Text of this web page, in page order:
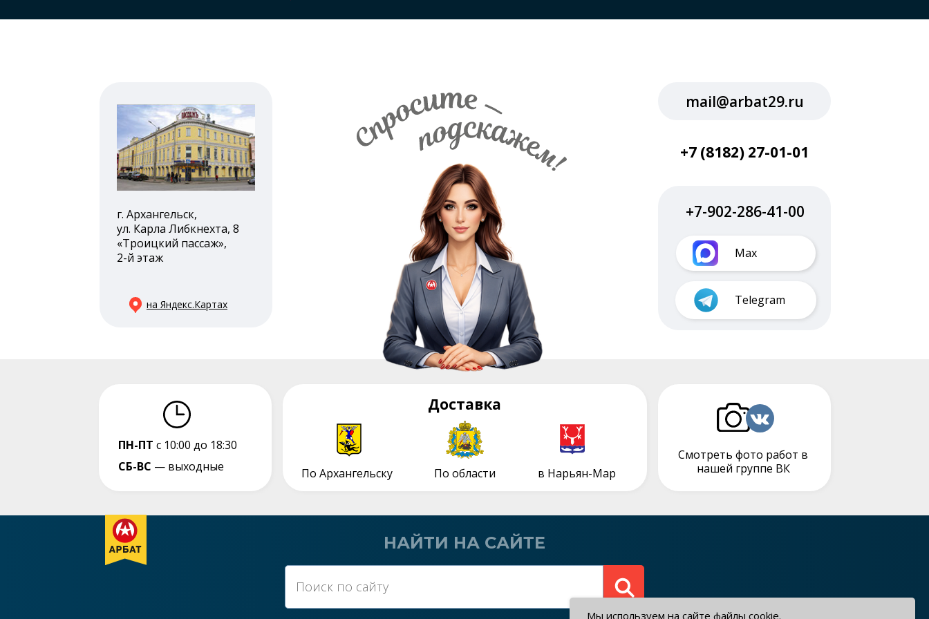
mail@arbat29.ru
Смотреть фото работ в
нашей группе ВК
+7 (8182) 27-01-01
Max
+7-902-286-41-00
ПН-ПТ с 10:00 до 18:30
Telegram
СБ-ВС — выходные
г. Архангельск,
ул. Карла Либкнехта, 8
«Троицкий пассаж»,
2-й этаж
на Яндекс.Картах
Доставка
По Архангельску в Нарьян-Мар
По области
НАЙТИ НА САЙТЕ
Мы используем на сайте файлы cookie.